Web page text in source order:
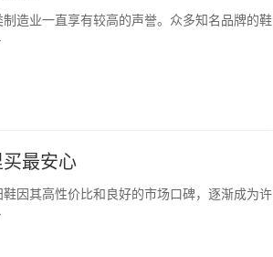
造业一直享有较高的声誉。众多知名品牌的鞋
最安心
因其高性价比和良好的市场口碑，逐渐成为许